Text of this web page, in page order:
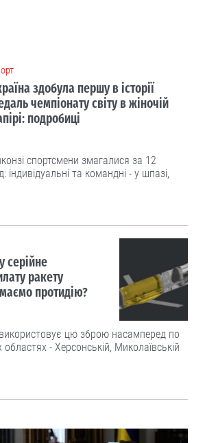
здобула першу в історії
чемпіонату світу в жіночій
подробиці
спортсмени змагалися за 12
індивідуальні та командні - у шпазі,
серійне
ракету
протидію?
цю зброю насамперед по
- Херсонській, Миколаївській